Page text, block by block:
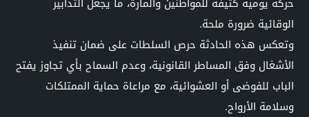
الوقائية ضرورة ملحة.
وتعكس هذه الحادثة حرص السلطات على ضمان تنفيذ
الأشغال وفق المساطر القانونية، وعدم السماح بأي تجاوز يفتح
الباب للفوضى أو العشوائية، مع مراعاة حماية الممتلكات
وسلامة الأرواح.